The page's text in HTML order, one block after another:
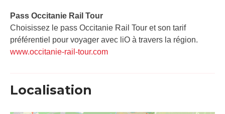
Pass Occitanie Rail Tour​
Choisissez le pass Occitanie Rail Tour et son tarif
préférentiel pour voyager avec liO à travers la région.
www.occitanie-rail-tour.com
Localisation